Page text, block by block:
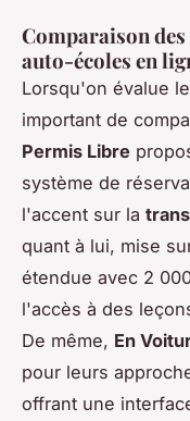
Comparaison
auto-écoles en
Lorsqu'on évalue
important de
Permis Libre
système de
l'accent sur la
quant à lui, mise
étendue avec 2
l'accès à des
De même, En
pour leurs
offrant une